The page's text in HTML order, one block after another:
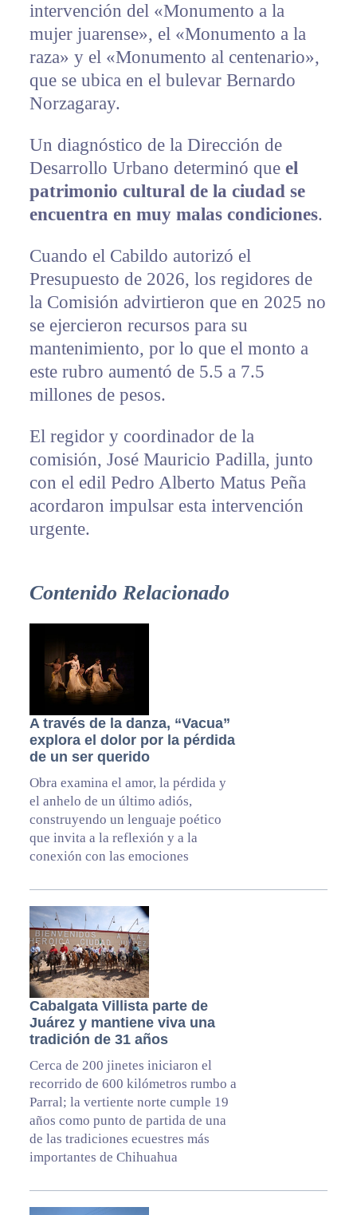
intervención del «Monumento a la
mujer juarense», el «Monumento a la
raza» y el «Monumento al centenario»,
que se ubica en el bulevar Bernardo
Norzagaray.
Un diagnóstico de la Dirección de
Desarrollo Urbano determinó que el
patrimonio cultural de la ciudad se
encuentra en muy malas condiciones.
Cuando el Cabildo autorizó el
Presupuesto de 2026, los regidores de
la Comisión advirtieron que en 2025 no
se ejercieron recursos para su
mantenimiento, por lo que el monto a
este rubro aumentó de 5.5 a 7.5
millones de pesos.
El regidor y coordinador de la
comisión, José Mauricio Padilla, junto
con el edil Pedro Alberto Matus Peña
acordaron impulsar esta intervención
urgente.
Contenido Relacionado
A través de la danza, “Vacua”
explora el dolor por la pérdida
de un ser querido
Obra examina el amor, la pérdida y
el anhelo de un último adiós,
construyendo un lenguaje poético
que invita a la reflexión y a la
conexión con las emociones
Cabalgata Villista parte de
Juárez y mantiene viva una
tradición de 31 años
Cerca de 200 jinetes iniciaron el
recorrido de 600 kilómetros rumbo a
Parral; la vertiente norte cumple 19
años como punto de partida de una
de las tradiciones ecuestres más
importantes de Chihuahua